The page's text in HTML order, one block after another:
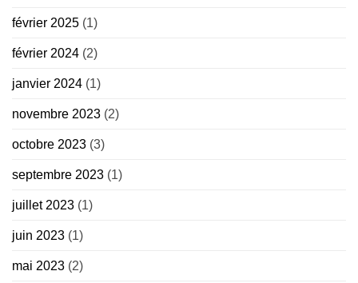
février 2025 (1)
février 2024 (2)
janvier 2024 (1)
novembre 2023 (2)
octobre 2023 (3)
septembre 2023 (1)
juillet 2023 (1)
juin 2023 (1)
mai 2023 (2)